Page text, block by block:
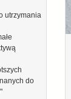
utrzymania
do